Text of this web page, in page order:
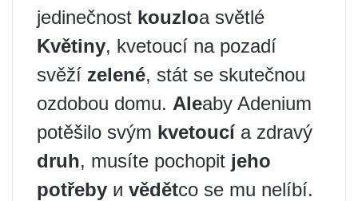
jedinečnost kouzloa světlé
Květiny, kvetoucí na pozadí
svěží zelené, stát se skutečnou
ozdobou domu. Aleaby Adenium
potěšilo svým kvetoucía zdravý
druh, musíte pochopit jeho
potřeby и vědětco se mu nelíbí.